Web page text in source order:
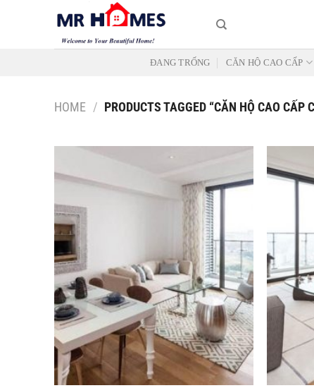
ĐANG TRỐNG CĂN HỘ CAO CẤP
HOME / PRODUCTS TAGGED “CĂN HỘ CAO CẤP